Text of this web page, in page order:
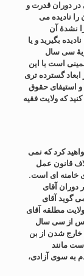
در دوران قدرت و
نادیده می
نشدۀ آن
بگیرید و یا
سی سال
است با این
گسترده تری
و استیفای حقوق
که ولایت فقیه
کرد که نمی
قانون عمل
خامنه ای است.
دوران آقای
گوید آقای
مطلقه آقای
پس از سی سال
خارج شدن از بن
فقیه، اصلی که ۳۰ سال است مانند
به سوی آزادی،